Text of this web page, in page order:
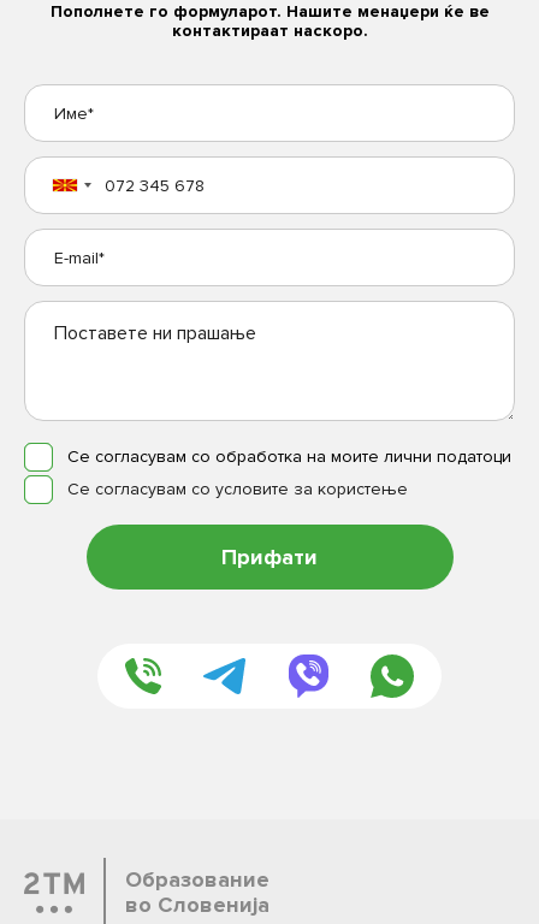
Пополнете го формуларот. Нашите менаџери ќе ве
контактираат наскоро.
Се согласувам со обработка на моите лични податоци
Се согласувам со условите за користење
Образование
во Словенија